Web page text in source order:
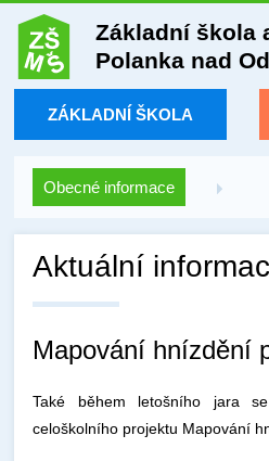
Základní škola
Polanka nad
ZÁKLADNÍ ŠKOLA
Obecné informace
Aktuální
Mapování hnízdění
Také během letošního jara
celoškolního projektu Mapování